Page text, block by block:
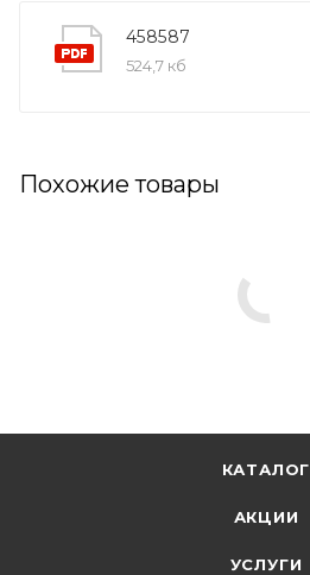
458587
524,7 кб
Похожие товары
КАТАЛОГ
АКЦИИ
УСЛУГИ